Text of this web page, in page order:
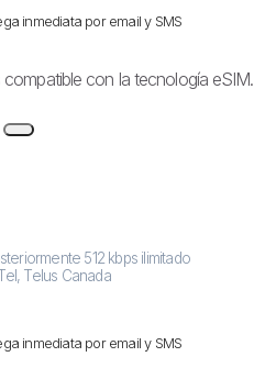
inmediata por email y SMS
con la tecnología eSIM.
512 kbps ilimitado
Telus Canada
inmediata por email y SMS